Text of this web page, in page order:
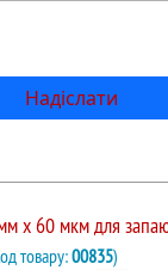
x 60 мкм для
товару:00835)